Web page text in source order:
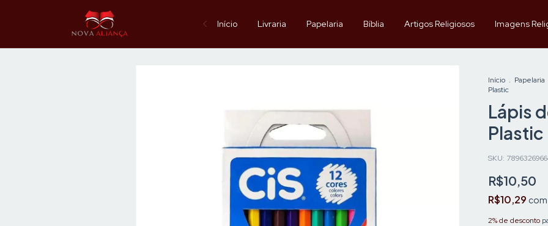
Início Livraria Papelaria Bíblia Artigos Religiosos Imagens
Início . Papelaria
Plastic
Lápis
Plastic
SKU:
R$10,50
R$10,29 com
2% de desconto